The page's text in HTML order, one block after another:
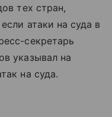
тех стран,
атаки на суда в
секретарь
указывал на
на суда.